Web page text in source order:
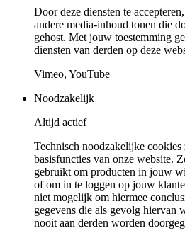
Door deze diensten te
andere media-inhoud tonen die
gehost. Met jouw toestemming
diensten van derden op deze
Vimeo, YouTube
Noodzakelijk
Altijd actief
Technisch noodzakelijke
basisfuncties van onze website.
gebruikt om producten in jouw
of om in te loggen op jouw
niet mogelijk om hiermee
gegevens die als gevolg hiervan
nooit aan derden worden